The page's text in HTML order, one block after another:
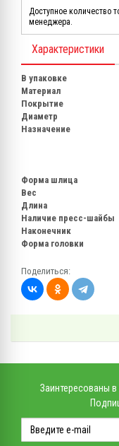
Доступное количество
менеджера.
Характеристики
В упаковке
Материал
Покрытие
Диаметр
Назначение
Форма шлица
Вес
Длина
Наличие пресс-шайбы
Наконечник
Форма головки
Поделиться:
Заинтересованы